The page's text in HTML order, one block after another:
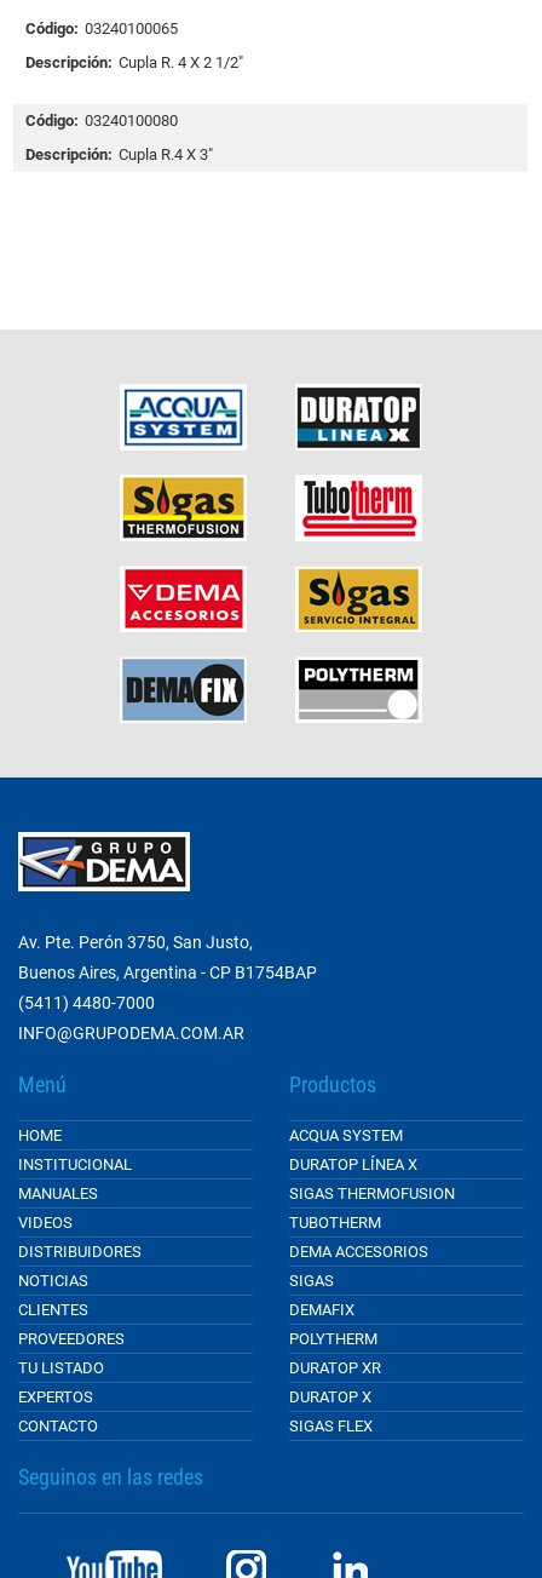
Código: 03240100065
Descripción: Cupla R. 4 X 2 1/2"
Código: 03240100080
Descripción: Cupla R.4 X 3"
Av. Pte. Perón 3750, San Justo,
Buenos Aires, Argentina - CP B1754BAP
(5411) 4480-7000
INFO@GRUPODEMA.COM.AR
Menú
HOME
INSTITUCIONAL
MANUALES
VIDEOS
DISTRIBUIDORES
NOTICIAS
CLIENTES
PROVEEDORES
TU LISTADO
EXPERTOS
CONTACTO
Productos
ACQUA SYSTEM
DURATOP LÍNEA X
SIGAS THERMOFUSION
TUBOTHERM
DEMA ACCESORIOS
SIGAS
DEMAFIX
POLYTHERM
DURATOP XR
DURATOP X
SIGAS FLEX
Seguinos en las redes